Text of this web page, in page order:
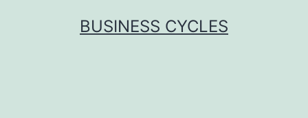
BUSINESS CYCLES